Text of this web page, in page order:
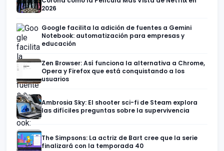
2026
Google facilita la adición de fuentes a Gemini
Notebook: automatización para empresas y
educación
Zen Browser: Así funciona la alternativa a Chrome,
Opera y Firefox que está conquistando a los
usuarios
Ambrosia Sky: El shooter sci-fi de Steam explora
las difíciles preguntas sobre la supervivencia
The Simpsons: La actriz de Bart cree que la serie
finalizará con la temporada 40